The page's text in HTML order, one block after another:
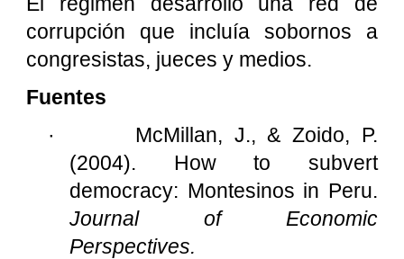
corrupción que incluía sobornos a
congresistas, jueces y medios.
Fuentes
·
McMillan, J., & Zoido, P.
(2004). How to subvert
democracy: Montesinos in Peru.
Journal of Economic
Perspectives.